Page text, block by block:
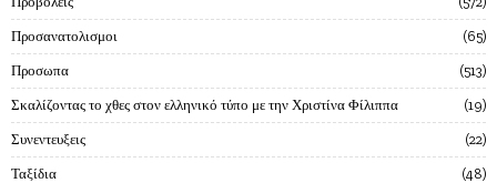
Προσανατολισμοι 65
Προσωπα 513
Σκαλίζοντας το χθες στον ελληνικό τύπο με την Χριστίνα Φίλιππα 19
Συνεντευξεις 22
Ταξίδια 48